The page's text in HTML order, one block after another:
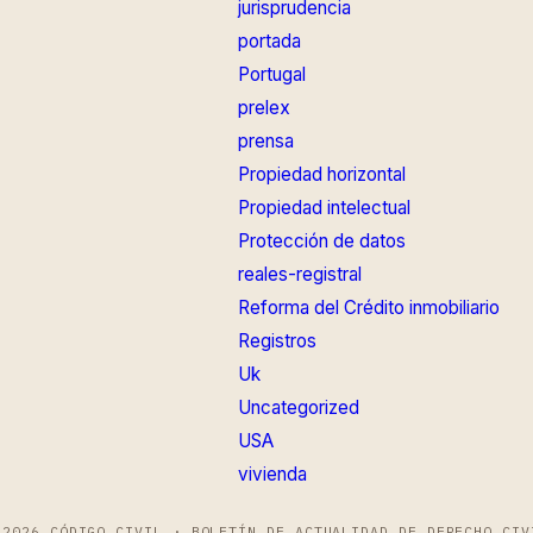
jurisprudencia
portada
Portugal
prelex
prensa
Propiedad horizontal
Propiedad intelectual
Protección de datos
reales-registral
Reforma del Crédito inmobiliario
Registros
Uk
Uncategorized
USA
vivienda